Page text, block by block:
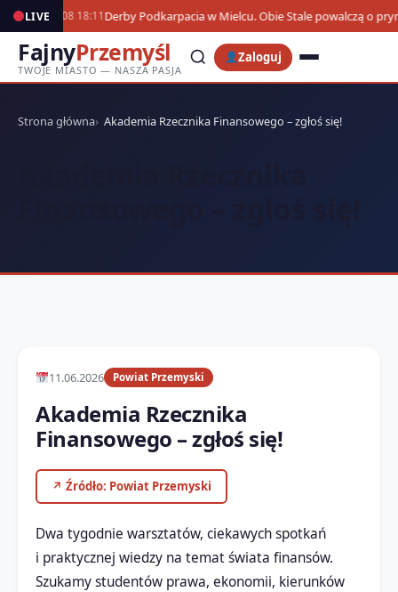
LIVE07.08 18:11 Derby Podkarpacia w Mielcu. Obie Stale powalczą o
FajnyPrzemyśl
TWOJE MIASTO — NASZA PASJA
Zaloguj
Strona główna Akademia Rzecznika Finansowego – zgłoś się!
11.06.2026 Powiat Przemyski
Akademia Rzecznika
Finansowego – zgłoś się!
↗ Źródło: Powiat Przemyski
Dwa tygodnie warsztatów, ciekawych spotkań
i praktycznej wiedzy na temat świata finansów.
Szukamy studentów prawa, ekonomii, kierunków